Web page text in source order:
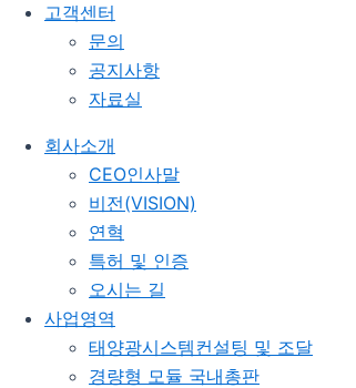
고객센터
문의
공지사항
자료실
회사소개
CEO인사말
비전(VISION)
연혁
특허 및 인증
오시는 길
사업영역
태양광시스템컨설팅 및 조달
경량형 모듈 국내총판